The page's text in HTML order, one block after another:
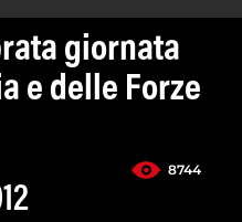
giornata
e delle Forze
8744